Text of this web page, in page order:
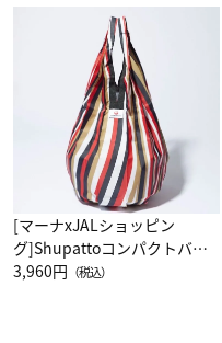
[マーナxJALショッピン
グ]Shupattoコンパクトバッ
グ Drop JAL客室乗務員
3,960円 （税込）